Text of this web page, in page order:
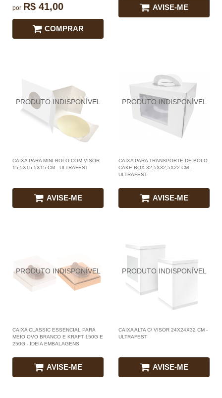
por R$ 41,00
COMPRAR
AVISE-ME
CAIXA PARA MINI BOLO COM VISOR
15,5X15,5X15 CM - ULTRAFEST
AVISE-ME
CAIXA PARA TRANSPORTE DE BOLO
CAKE BOX 32,5X32,5X22 CM -
ULTRAFEST
AVISE-ME
CAIXA CLASSIC ESSENCIAL PARA
MEIO OVO BRANCO E KRAFT 150G E
250G - IDEIA EMBALAGENS
AVISE-ME
CAIXA ALTA C/ VISOR 24X24X32 CM -
ULTRAFEST
AVISE-ME